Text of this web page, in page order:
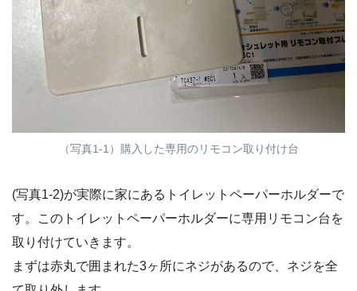
（写真1-1）購入した専用のリモコン取り付け台
(写真1-2)が実際に家にあるトイレットペーパーホルダーで
す。このトイレットペーパーホルダーに専用リモコン台を
取り付けていきます。
まずは赤丸で囲まれた3ヶ所にネジがあるので、ネジを全